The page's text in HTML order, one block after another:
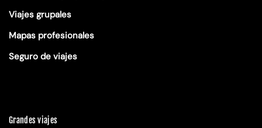
Viajes grupales
Mapas profesionales
Seguro de viajes
Grandes viajes